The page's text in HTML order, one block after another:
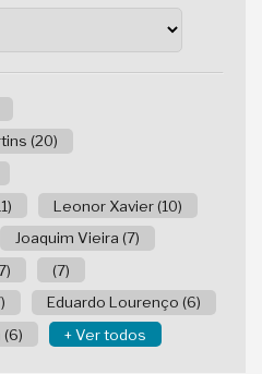
(20)
Leonor Xavier (10)
Joaquim Vieira (7)
(7)
Eduardo Lourenço (6)
+ Ver todos